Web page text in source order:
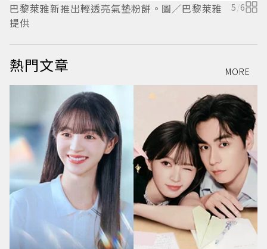
巴黎萊雅新推出輕透亮氣墊粉餅。圖／巴黎萊雅
提供
5 /6
熱門文章 MORE